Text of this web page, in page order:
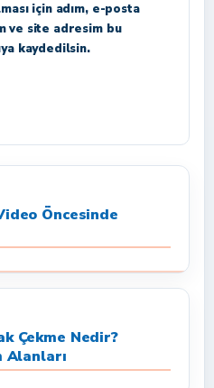
için adım, e-posta
ve site adresim bu
kaydedilsin.
Öncesinde
Çekme Nedir?
Alanları